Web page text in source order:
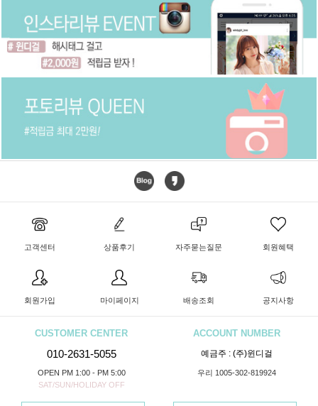
고객센터 상품후기 자주묻는질문 회원혜택
회원가입 마이페이지 배송조회 공지사항
CUSTOMER CENTER
010-2631-5055
OPEN PM 1:00 - PM 5:00
SAT/SUN/HOLIDAY OFF
ACCOUNT NUMBER
예금주 : (주)윈디걸
우리 1005-302-819924